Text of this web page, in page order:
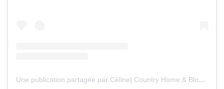
Une publication partagée par Céline| Country Home & Blooms (@countryhomeandblooms)